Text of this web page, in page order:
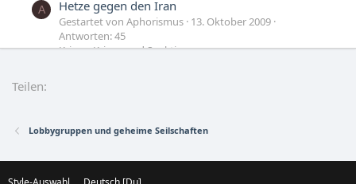
A Hetze gegen den Iran
Gestartet von Aphorismus 13. Oktober 2009
Antworten: 45
Krisen, Kriege und Sanktionen
A
Krisen, Kriege und Sanktionen
Teilen:
Lobbygruppen und geheime Seilschaften